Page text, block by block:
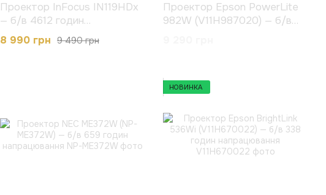
Проектор InFocus IN119HDx
— б/в 4612 годин
напрацювання9 490 грн
8 990 грн
Проектор Epson PowerLite
982W (V11H987020) — б/в
НОВИНКА